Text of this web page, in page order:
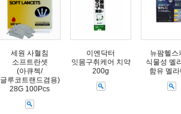
세원 사혈침
소프트란셋
(아큐첵/
글루코트랜드겸용)
28G 100Pcs
이엔닥터
잇몸구취케어 치약
200g
뉴팜헬스
식물성 멜
함유 멜